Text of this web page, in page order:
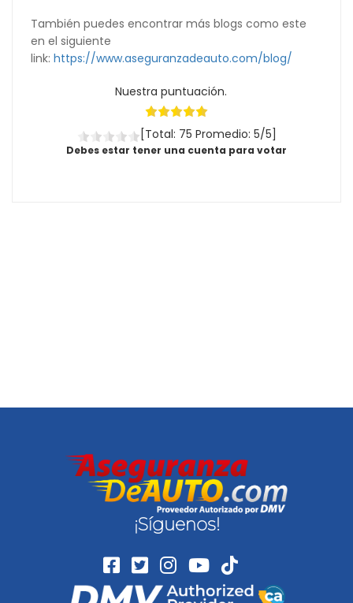
También puedes encontrar más blogs como este
en el siguiente
link: https://www.aseguranzadeauto.com/blog/
Nuestra puntuación.
[Total: 75 Promedio: 5/5]
Debes estar tener una cuenta para votar
¡Síguenos!